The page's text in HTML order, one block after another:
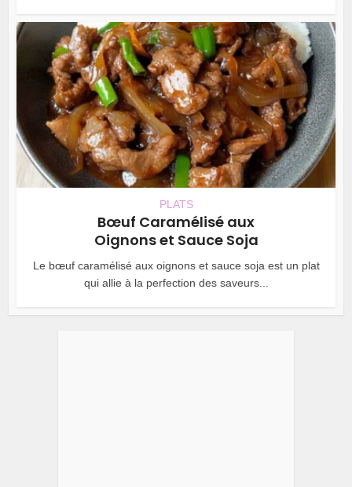
PLATS
Bœuf Caramélisé aux
Oignons et Sauce Soja
Le bœuf caramélisé aux oignons et sauce soja est un plat
qui allie à la perfection des saveurs...